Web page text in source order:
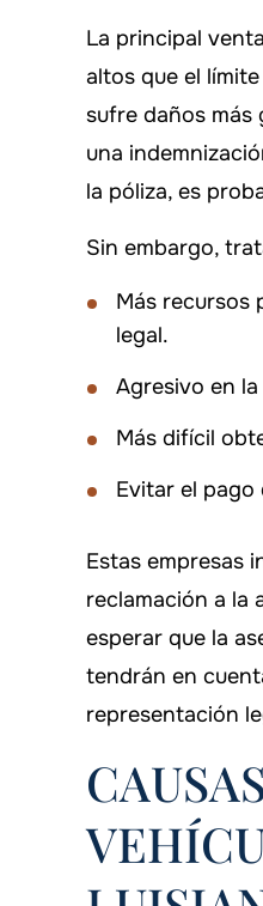
La principal
altos que el
sufre daños más
una
la póliza, es
Sin embargo,
Más recursos
legal.
Agresivo en
Más difícil
Evitar el pago
Estas empresas
reclamación a la
esperar que la
tendrán en
representación